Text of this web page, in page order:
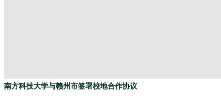
南方科技大学与赣州市签署校地合作协议